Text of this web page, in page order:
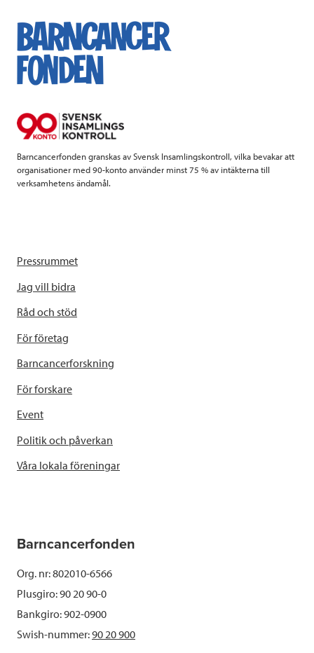
e
b
k
t
t
k
e
Barncancerfonden granskas av Svensk Insamlingskontroll, vilka bevakar att
organisationer med 90-konto använder minst 75 % av intäkterna till
verksamhetens ändamål.
Pressrummet
Jag vill bidra
Råd och stöd
För företag
Barncancerforskning
För forskare
Event
Politik och påverkan
Våra lokala föreningar
Barncancerfonden
Org. nr: 802010-6566
Plusgiro: 90 20 90-0
Bankgiro: 902-0900
Swish-nummer:90 20 900